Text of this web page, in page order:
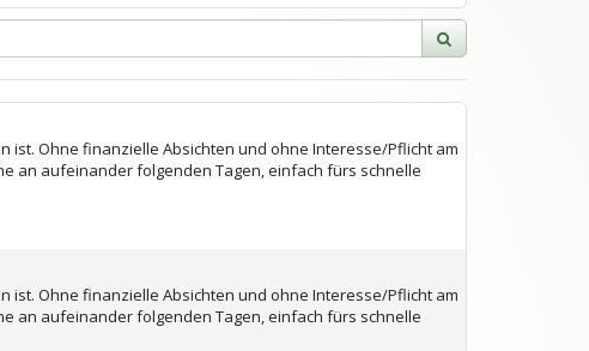
Ohne finanzielle Absichten und ohne Interesse/Pflicht am
an aufeinander folgenden Tagen, einfach fürs schnelle
Ohne finanzielle Absichten und ohne Interesse/Pflicht am
an aufeinander folgenden Tagen, einfach fürs schnelle